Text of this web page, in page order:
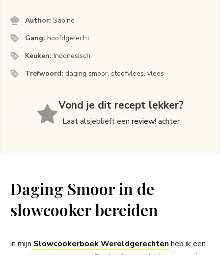
Author:Sabine
Gang:hoofdgerecht
Keuken:Indonesisch
Trefwoord:daging smoor, stoofvlees, vlees
Vond je dit recept lekker?
Laat alsjeblieft eenreview! achter
Daging Smoor in de
slowcooker bereiden
In mijn Slowcookerboek Wereldgerechten heb ik een